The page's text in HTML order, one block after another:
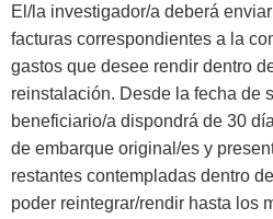
El/la investigador/a deberá
facturas correspondientes a la
gastos que desee rendir dentro
reinstalación. Desde la fecha de
beneficiario/a dispondrá de 30
de embarque original/es y
restantes contempladas dentro
poder reintegrar/rendir hasta los